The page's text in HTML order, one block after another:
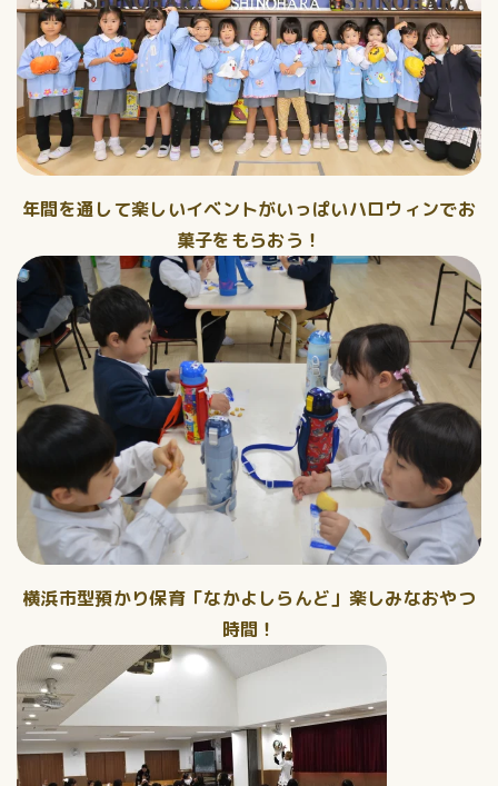
年間を通して楽しいイベントがいっぱいハロウィンでお
菓子をもらおう！
横浜市型預かり保育「なかよしらんど」楽しみなおやつ
時間！